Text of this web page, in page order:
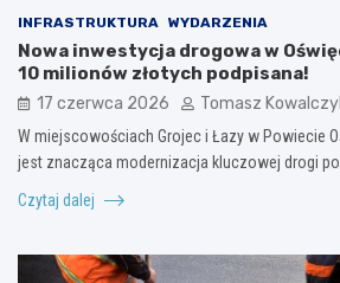
INFRASTRUKTURA WYDARZENIA
Nowa inwestycja drogowa w
10 milionów złotych podpisana!
17 czerwca 2026 Tomasz
W miejscowościach Grojec i Łazy w Powiecie
jest znacząca modernizacja kluczowej drogi
Czytaj dalej